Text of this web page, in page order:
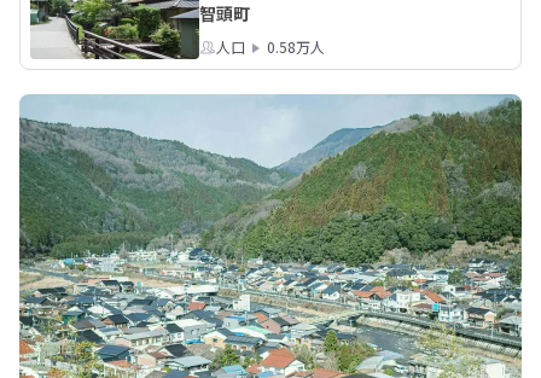
智頭町
人口 0.58万人